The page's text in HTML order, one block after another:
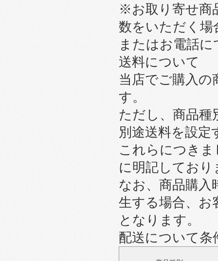
※お取り寄せ商
数をいただく場
またはお電話
送料について
当店でご購入の
す。
ただし、商品種
別途送料を設定
これらにつき
に明記しており
なお、商品購入
生する場合、お
となります。
配送について条